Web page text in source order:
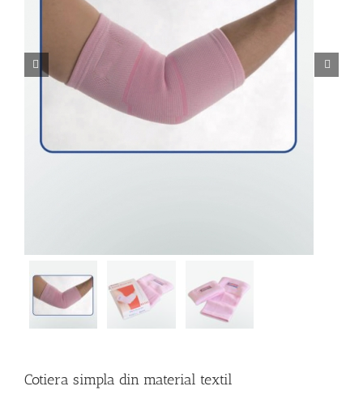
 
Cotiera simpla din material textil